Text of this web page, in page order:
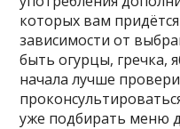
которых вам
зависимости от
быть огурцы, гречка,
начала лучше
уже подбирать меню